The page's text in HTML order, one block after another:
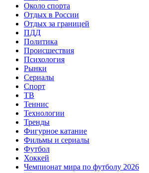
Около спорта
Отдых в России
Отдых за границей
ПДД
Политика
Происшествия
Психология
Рынки
Сериалы
Спорт
ТВ
Теннис
Технологии
Тренды
Фигурное катание
Фильмы и сериалы
Футбол
Хоккей
Чемпионат мира по футболу 2026